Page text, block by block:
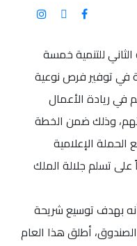
للتنمية خمسة
في توفير فرص نوعية
في ريادة الأعمال
وذلك ضمن الخطة
تتزامن مع الحملة الإعلامية
تسلم جلالة الملك
بهدف توسيع شريحة
أطلق هذا العام